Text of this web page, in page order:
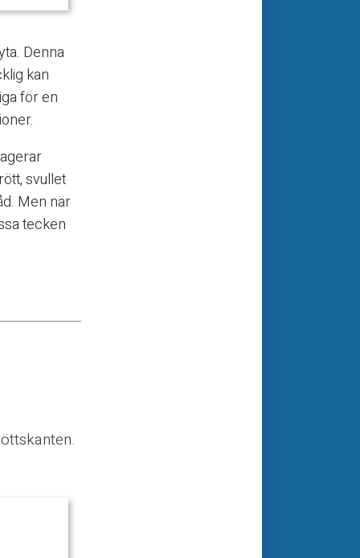
Denna
kan
för en
svullet
Men när
tecken